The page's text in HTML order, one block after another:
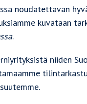
noudatettavan
kuvataan
.
niiden